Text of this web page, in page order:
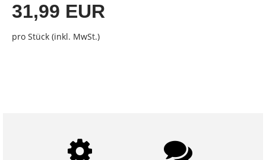
31,99 EUR
pro Stück (inkl. MwSt.)